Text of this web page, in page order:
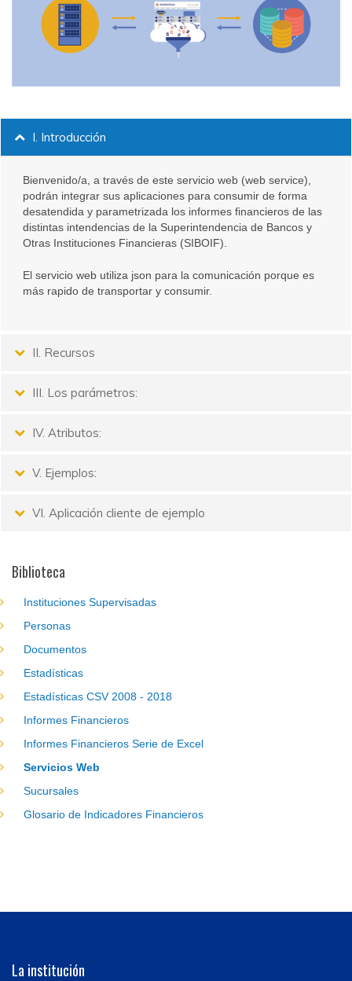
I. Introducción
Bienvenido/a, a través de este servicio web (web service),
podrán integrar sus aplicaciones para consumir de forma
desatendida y parametrizada los informes financieros de las
distintas intendencias de la Superintendencia de Bancos y
Otras Instituciones Financieras (SIBOIF).
El servicio web utiliza json para la comunicación porque es
más rapido de transportar y consumir.
II. Recursos
III. Los parámetros:
IV. Atributos:
V. Ejemplos:
VI. Aplicación cliente de ejemplo
Biblioteca
Instituciones Supervisadas
Personas
Documentos
Estadísticas
Estadísticas CSV 2008 - 2018
Informes Financieros
Informes Financieros Serie de Excel
Servicios Web
Sucursales
Glosario de Indicadores Financieros
La institución